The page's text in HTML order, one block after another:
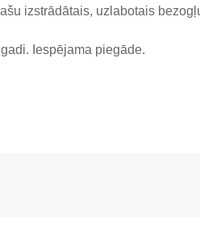
izstrādātais, uzlabotais
Iespējama piegāde.